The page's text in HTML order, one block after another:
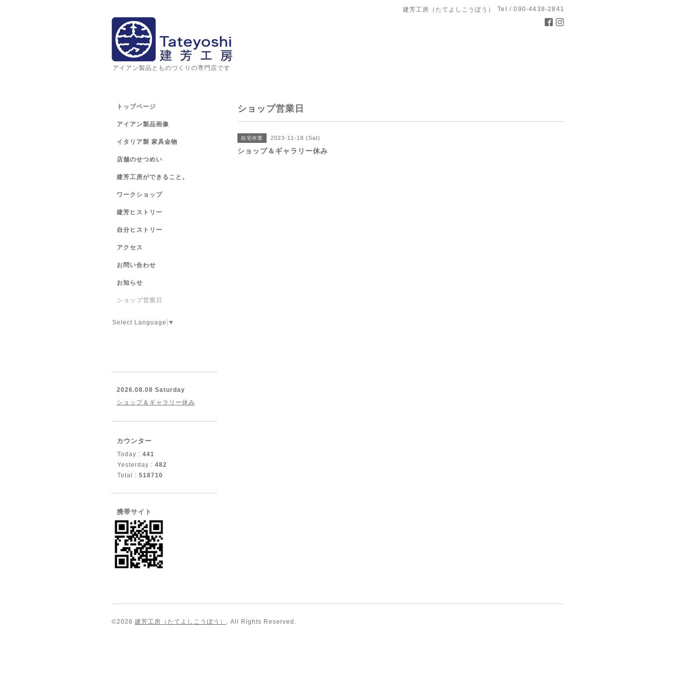
建芳工房（たてよしこうぼう） Tel / 090-4438-2841
アイアン製品とものづくりの専門店です
ショップ営業日
自宅作業 2023-11-18 (Sat)
ショップ＆ギャラリー休み
トップページ
アイアン製品画像
イタリア製 家具金物
店舗のせつめい
建芳工房ができること。
ワークショップ
建芳ヒストリー
自分ヒストリー
アクセス
お問い合わせ
お知らせ
ショップ営業日
Select Language ▼
2026.08.08 Saturday
ショップ＆ギャラリー休み
カウンター
Today : 441
Yesterday : 482
Total : 518710
携帯サイト
©2026 建芳工房（たてよしこうぼう） . All Rights Reserved.